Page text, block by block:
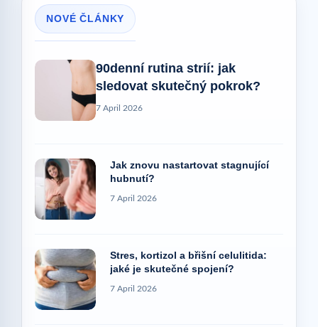
NOVÉ ČLÁNKY
90denní rutina strií: jak
sledovat skutečný pokrok?
7 April 2026
Jak znovu nastartovat stagnující
hubnutí?
7 April 2026
Stres, kortizol a břišní celulitida:
jaké je skutečné spojení?
7 April 2026